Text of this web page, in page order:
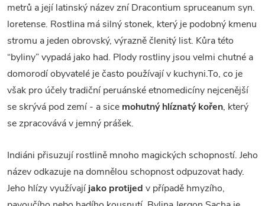
metrů a její latinský název zní Dracontium spruceanum syn.
loretense. Rostlina má silný stonek, který je podobný kmenu
stromu a jeden obrovský, výrazně členitý list. Kůra této
“byliny” vypadá jako had. Plody rostliny jsou velmi chutné a
domorodí obyvatelé je často používají v kuchyni.To, co je
však pro účely tradiční peruánské etnomedicíny nejcenější
se skrývá pod zemí - a sice mohutný hlíznatý kořen, který
se zpracovává v jemný prášek.
Indiáni přisuzují rostlině mnoho magických schopností. Jeho
název odkazuje na domnělou schopnost odpuzovat hady.
Jeho hlízy využívajíjako protijed v případě hmyzího,